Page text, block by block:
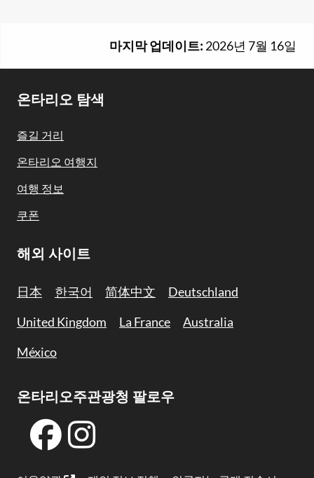
마지막 업데이트: 2026년 7월 16일
Footer
Navigation
온타리오 탐색
즐길 거리
온타리오 여행지
여행 정보
쿠폰
해외 사이트
日本 한국어 简体中文
Deutschland
United Kingdom
La France
Australia
México
온타리오주관광청 팔로우